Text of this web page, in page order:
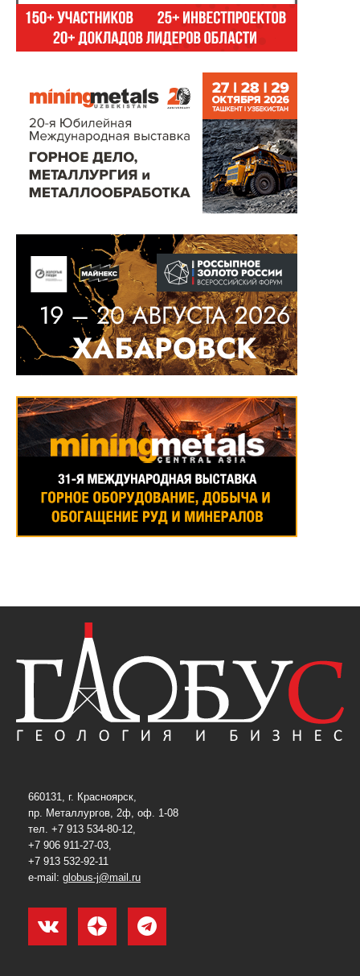
660131, г. Красноярск,
пр. Металлургов, 2ф, оф. 1-08
тел. +7 913 534-80-12,
+7 906 911-27-03,
+7 913 532-92-11
e-mail: globus-j@mail.ru